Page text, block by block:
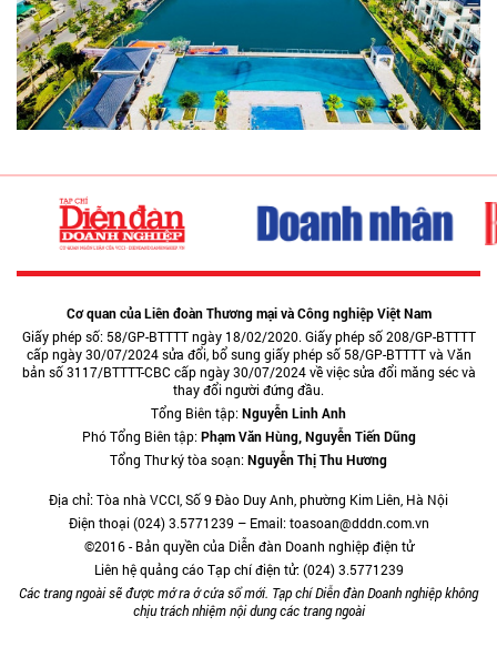
Cơ quan của Liên đoàn Thương mại và Công nghiệp Việt Nam
Giấy phép số: 58/GP-BTTTT ngày 18/02/2020. Giấy phép số 208/GP-BTTTT
cấp ngày 30/07/2024 sửa đổi, bổ sung giấy phép số 58/GP-BTTTT và Văn
bản số 3117/BTTTT-CBC cấp ngày 30/07/2024 về việc sửa đổi măng séc và
thay đổi người đứng đầu.
Tổng Biên tập:Nguyễn Linh Anh
Phó Tổng Biên tập:Phạm Văn Hùng, Nguyễn Tiến Dũng
Tổng Thư ký tòa soạn:Nguyễn Thị Thu Hương
Địa chỉ: Tòa nhà VCCI, Số 9 Đào Duy Anh, phường Kim Liên, Hà Nội
Điện thoại (024) 3.5771239 – Email: toasoan@dddn.com.vn
©2016 - Bản quyền của Diễn đàn Doanh nghiệp điện tử
Liên hệ quảng cáo Tạp chí điện tử: (024) 3.5771239
Các trang ngoài sẽ được mở ra ở cửa sổ mới. Tạp chí Diễn đàn Doanh nghiệp không
chịu trách nhiệm nội dung các trang ngoài